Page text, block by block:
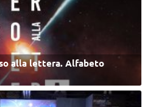
alla lettera. Alfabeto